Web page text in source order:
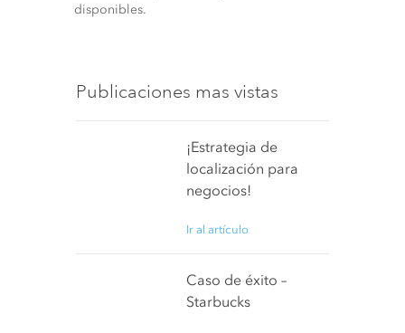
disponibles.
Publicaciones mas vistas
¡Estrategia de
localización para
negocios!
Ir al artículo
Caso de éxito –
Starbucks